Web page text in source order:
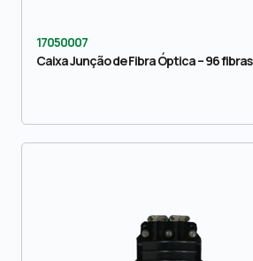
17050007
Caixa Junção de Fibra Óptica – 96 fibras